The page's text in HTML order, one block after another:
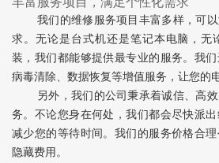
我们的维修服务项目丰富多样，可
求。无论是台式机还是笔记本电脑，无
装，我们都能够提供最专业的服务。我们
病毒清除、数据恢复等增值服务，让您的
另外，我们的公司秉承着诚信、高
务。不论您身在何处，我们都会尽快派出
减少您的等待时间。我们的服务价格合
隐藏费用。